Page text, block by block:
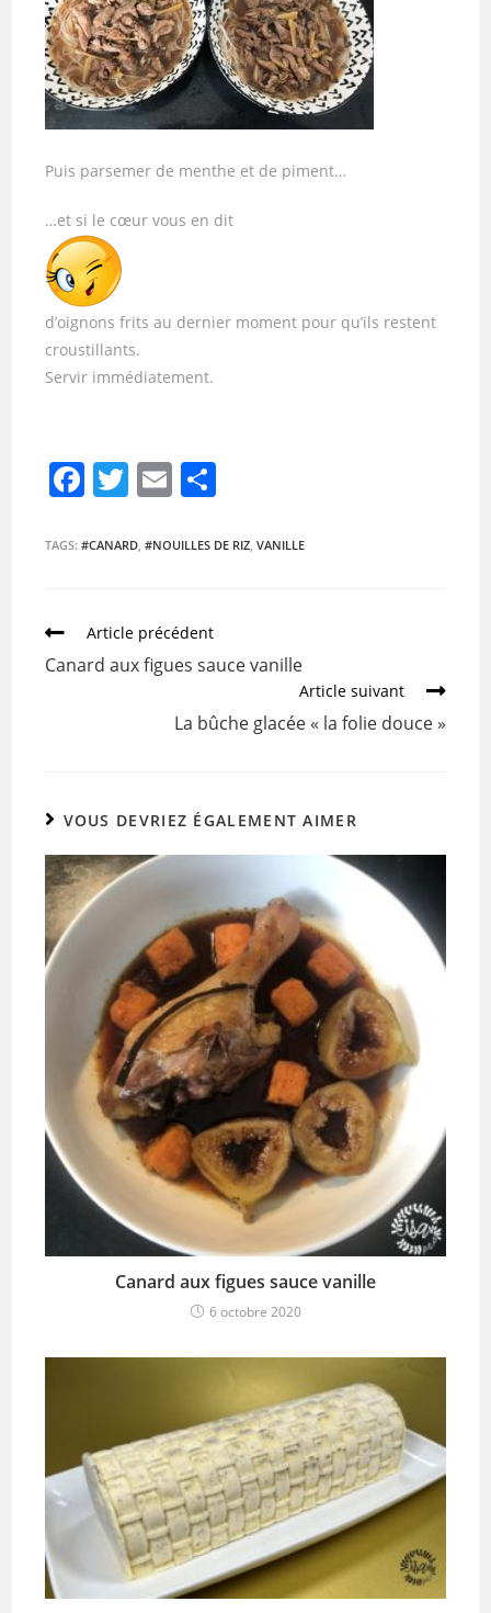
Puis parsemer de menthe et de piment…
…et si le cœur vous en dit
d’oignons frits au dernier moment pour qu’ils restent
croustillants.
Servir immédiatement.
F
c
b
o
T
itt
E
ai ta
TAGS:#CANARD, #NOUILLES DE RIZ, VANILLE
Article précédent
Canard aux figues sauce vanille
Article suivant
La bûche glacée « la folie douce »
VOUS DEVRIEZ ÉGALEMENT AIMER
Canard aux figues sauce vanille
6 octobre 2020